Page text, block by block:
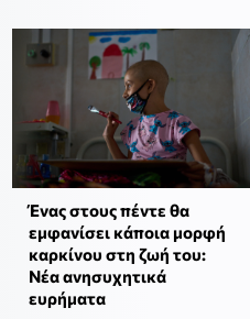
Ένας στους πέντε θα
εμφανίσει κάποια μορφή
καρκίνου στη ζωή του:
Νέα ανησυχητικά
ευρήματα